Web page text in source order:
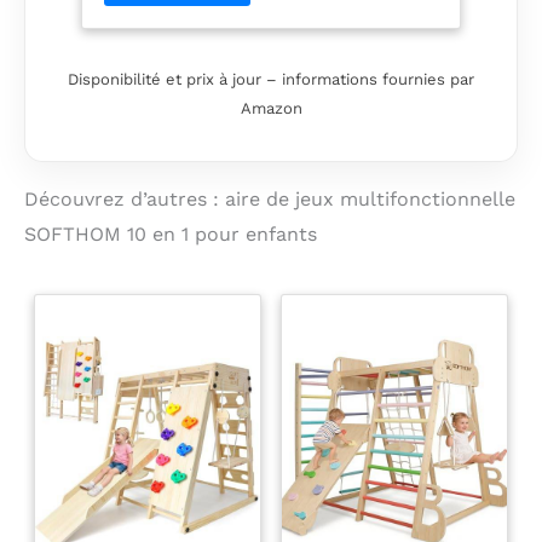
【10 en 1 Multifonctionnel Aire de Jeux
intérieure】:Aire de Jeux intérieure
Grâce à ses nombreux accessoires, ce
éléments : une ardoise magique, un
d'escalade, un mur d'escalade, un
suspendue, des anneaux de
façons de jouer, enrichissant le
quotidien et stimulant la motricité et
la créativité des jeunes explorateurs
【Conception Pliable pour Les
Maisons Modernes】:Pliable Aire de
Jeux intérieure Idéal pour les familles
modernes, son design pliable unique
Disponibilité et prix à jour – informations fournies par
Amazon
Découvrez d’autres : aire de jeux multifonctionnelle
SOFTHOM 10 en 1 pour enfants